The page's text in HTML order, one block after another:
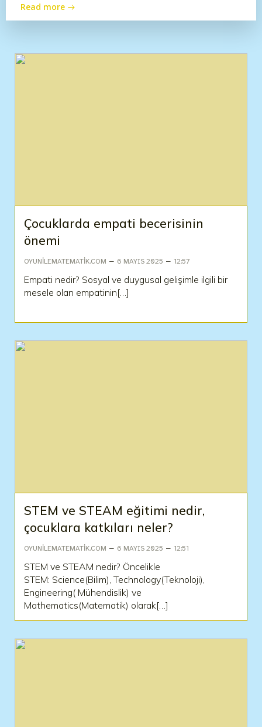
Read more
Çocuklarda empati becerisinin
önemi
OYUNILEMATEMATIK.COM – 6 MAYIS 2025 – 12:57
Empati nedir? Sosyal ve duygusal gelişimle ilgili bir
mesele olan empatinin[…]
STEM ve STEAM eğitimi nedir,
çocuklara katkıları neler?
OYUNILEMATEMATIK.COM – 6 MAYIS 2025 – 12:51
STEM ve STEAM nedir? Öncelikle
STEM: Science(Bilim), Technology(Teknoloji),
Engineering( Mühendislik) ve
Mathematics(Matematik) olarak[…]